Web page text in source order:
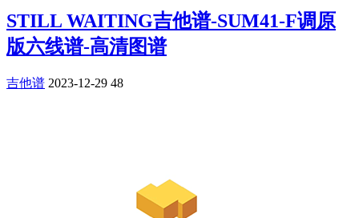
STILL WAITING吉他谱-SUM41-F调原
版六线谱-高清图谱
吉他谱 2023-12-29 48